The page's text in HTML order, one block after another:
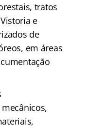
tratos
e
de
em áreas